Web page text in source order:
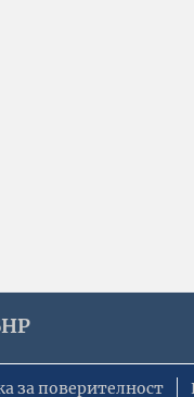
за поверителност